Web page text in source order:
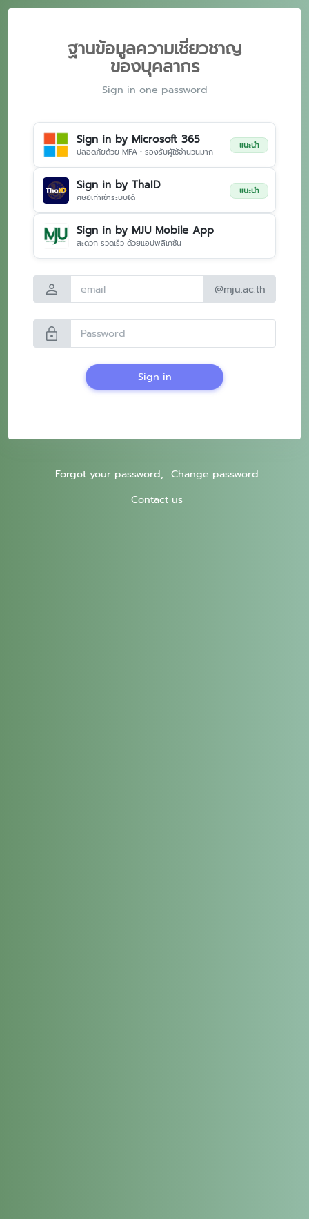
ฐานข้อมูลความเชี่ยวชาญ
ของบุคลากร
Sign in one password
Sign in by Microsoft 365
ปลอดภัยด้วย MFA • รองรับผู้ใช้จำนวนมาก
แนะนำ
Sign in by ThaID
ศิษย์เก่าเข้าระบบได้
แนะนำ
Sign in by MJU Mobile App
สะดวก รวดเร็ว ด้วยแอปพลิเคชัน
person @mju.ac.th
lock
Sign in
Forgot your password, Change password
Contact us